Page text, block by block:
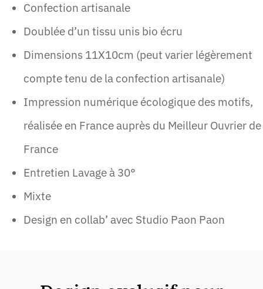
Confection artisanale
Doublée d’un tissu unis bio écru
Dimensions 11X10cm (peut varier légèrement
compte tenu de la confection artisanale)
Impression numérique écologique des motifs,
réalisée en France auprès du Meilleur Ouvrier de
France
Entretien Lavage à 30°
Mixte
Design en collab’ avec Studio Paon Paon